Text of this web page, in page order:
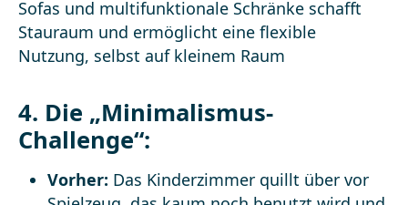
4. Die „Minimalismus-
Challenge“:
Vorher: Das Kinderzimmer quillt über vor